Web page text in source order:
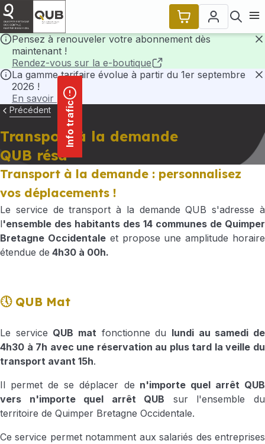
principal
Pensez à renouveler votre abonnement dès
maintenant !
Rendez-vous sur la e-boutique
La gamme tarifaire évolue à partir du 1er septembre
2026 !
En savoir plus
Info trafic
Précédent
Transport à la demande
QUB résa
Transport à la demande : personnalisez
vos déplacements !
Le service de transport à la demande QUB s'adresse à
l'ensemble des habitants des 14 communes de Quimper
Bretagne Occidentaleet propose une amplitude horaire
étendue de 4h30 à 00h.
🕔 QUB Mat
Le service QUB mat fonctionne du lundi au samedi de
4h30 à 7h avec une réservation au plus tard la veille du
transport avant 15h.
Il permet de se déplacer de n'importe quel arrêt QUB
vers n'importe quel arrêt QUB sur l'ensemble du
territoire de Quimper Bretagne Occidentale.
Ce service permet notamment aux salariés des entreprises
Panneau de gestion des cookies